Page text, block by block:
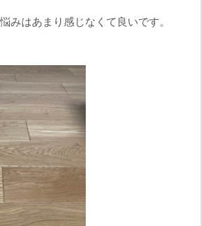
みはあまり感じなくて良いです。